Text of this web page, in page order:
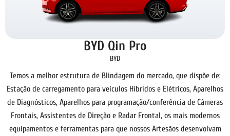
BYD Qin Pro
BYD
Temos a melhor estrutura de Blindagem do mercado, que dispõe de:
Estação de carregamento para veículos Híbridos e Elétricos, Aparelhos
de Diagnósticos, Aparelhos para programação/conferência de Câmeras
Frontais, Assistentes de Direção e Radar Frontal, os mais modernos
equipamentos e ferramentas para que nossos Artesãos desenvolvam